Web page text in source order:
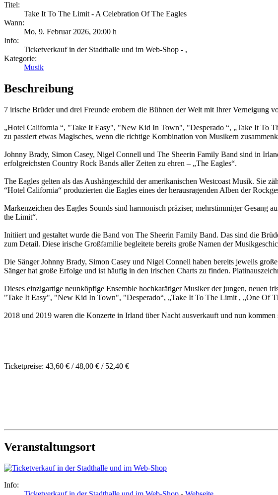
Titel:
Take It To The Limit - A Celebration Of The Eagles
Wann:
Mo, 9. Februar 2026, 20:00 h
Info:
Ticketverkauf in der Stadthalle und im Web-Shop - ,
Kategorie:
Musik
Beschreibung
7 irische Brüder und drei Freunde erobern die Bühnen der Welt mit Ihrer Verneigung
„Hotel California “, "Take It Easy", "New Kid In Town", "Desperado “, „Take It To
zu passiert etwas Magisches, wenn die richtige Kombination von Musikern
Johnny Brady, Simon Casey, Nigel Connell und The Sheerin Family Band sind in
erfolgreichsten Country Rock Bands aller Zeiten zu ehren – „The Eagles“.
The Eagles gelten als das Aushängeschild der amerikanischen Westcoast Musik. Sie
“Hotel California“ produzierten die Eagles eines der herausragenden Alben der
Markenzeichen des Eagles Sounds sind harmonisch präziser, mehrstimmiger
the Limit“.
Initiiert und gestaltet wurde die Band von The Sheerin Family Band. Das sind die
zum Detail. Diese irische Großfamilie begleitete bereits große Namen der
Die Sänger Johnny Brady, Simon Casey und Nigel Connell haben bereits jeweils
Sänger hat große Erfolge und ist häufig in den irischen Charts zu finden.
Dieses einzigartige neunköpfige Ensemble hochkarätiger Musiker der jungen, neuen
"Take It Easy", "New Kid In Town", "Desperado“, „Take It To The Limit , „One Of
2018 und 2019 waren die Konzerte in Irland über Nacht ausverkauft und nun kommen
Ticketpreise: 43,60 € / 48,00 € / 52,40 €
Veranstaltungsort
Info: